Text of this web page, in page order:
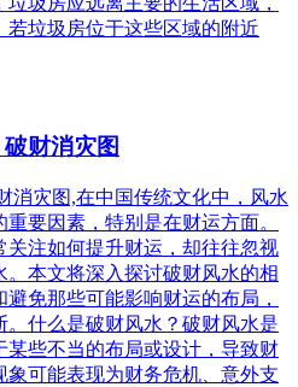
若垃圾房位于这些区域的附近
财消灾图
消灾图,在中国传统文化中，风水
要因素，特别是在财运方面。
关注如何提升财运，却往往忽视
。本文将深入探讨破财风水的相
免那些可能影响财运的布局，
。什么是破财风水？破财风水是
某些不当的布局或设计，导致财
象可能表现为财务危机、意外支